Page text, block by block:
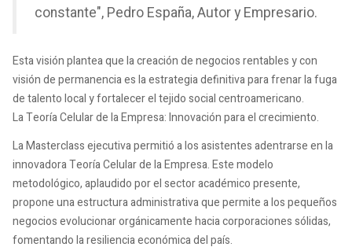
constante", Pedro España, Autor y Empresario.
Esta visión plantea que la creación de negocios rentables y con
visión de permanencia es la estrategia definitiva para frenar la fuga
de talento local y fortalecer el tejido social centroamericano.
La Teoría Celular de la Empresa: Innovación para el crecimiento.
La Masterclass ejecutiva permitió a los asistentes adentrarse en la
innovadora Teoría Celular de la Empresa. Este modelo
metodológico, aplaudido por el sector académico presente,
propone una estructura administrativa que permite a los pequeños
negocios evolucionar orgánicamente hacia corporaciones sólidas,
fomentando la resiliencia económica del país.